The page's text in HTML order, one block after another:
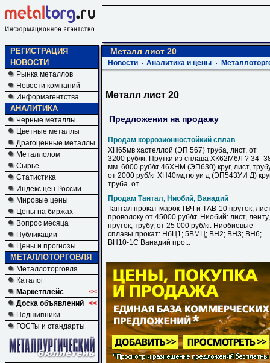
РЕГИСТРАЦИЯ
НОВОСТИ
Рынка металлов
Новости компаний
Информагентства
АНАЛИТИКА
Черные металлы
Цветные металлы
Драгоценные металлы
Металлолом
Сырье
Статистика
Индекс цен России
Мировые цены
Цены на биржах
Вопрос месяца
Публикации
Цены и прогнозы
МЕТАЛЛОТОРГОВЛЯ
Металлоторговля
Каталог
Маркетплейс
<<
Доска объявлений <<
Подшипники
ГОСТы и стандарты
Металл лист 20
Новости Аналитика и цены
Металл лист 20
Предложения на продажу
Продам коррозионностойкий сплав
ХН65мв хастеллой (ЭП 567) труба, лист. от
3200 руб/кг. Прутки из сплава ХК62М6Л ? 34 -
мм. 6000 руб/кг 46ХНМ (ЭП630) круг, лист,
от 2000 руб/кг ХН40мдтю уи д (ЭП543УИ Д)
труба. от ...
Продам Тантал, Ниобий, Ванадий
Тантал прокат марок ТВЧ и ТАВ-10 пруток,
проволоку от 45000 руб/кг. Ниобий: лист, ленту,
пруток, трубу, от 25 000 руб/кг. Ниобиевые
сплавы прокат: НбЦ1; 5ВМЦ; ВН2; ВН3; ВН6;
ВН10-1С Ванадий про...